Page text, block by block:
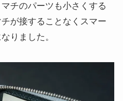
チのパーツも小さくする
が接することなくスマー
りました。